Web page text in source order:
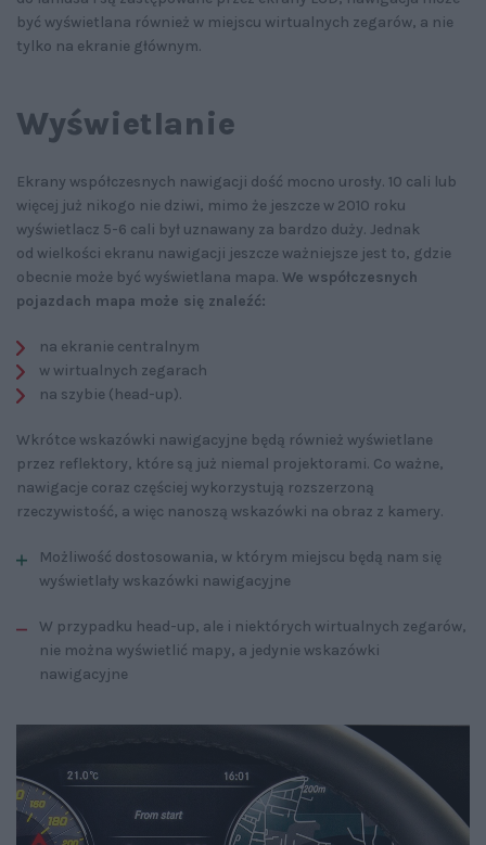
być wyświetlana również w miejscu wirtualnych zegarów, a nie
tylko na ekranie głównym.
Wyświetlanie
Ekrany współczesnych nawigacji dość mocno urosły. 10 cali lub
więcej już nikogo nie dziwi, mimo że jeszcze w 2010 roku
wyświetlacz 5-6 cali był uznawany za bardzo duży. Jednak
od wielkości ekranu nawigacji jeszcze ważniejsze jest to, gdzie
obecnie może być wyświetlana mapa. We współczesnych
pojazdach mapa może się znaleźć:
na ekranie centralnym
w wirtualnych zegarach
na szybie (head-up).
Wkrótce wskazówki nawigacyjne będą również wyświetlane
przez reflektory, które są już niemal projektorami. Co ważne,
nawigacje coraz częściej wykorzystują rozszerzoną
rzeczywistość, a więc nanoszą wskazówki na obraz z kamery.
Możliwość dostosowania, w którym miejscu będą nam się
wyświetlały wskazówki nawigacyjne
W przypadku head-up, ale i niektórych wirtualnych zegarów,
nie można wyświetlić mapy, a jedynie wskazówki
nawigacyjne